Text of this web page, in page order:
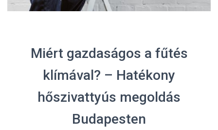
Miért gazdaságos a fűtés
klímával? – Hatékony
hőszivattyús megoldás
Budapesten